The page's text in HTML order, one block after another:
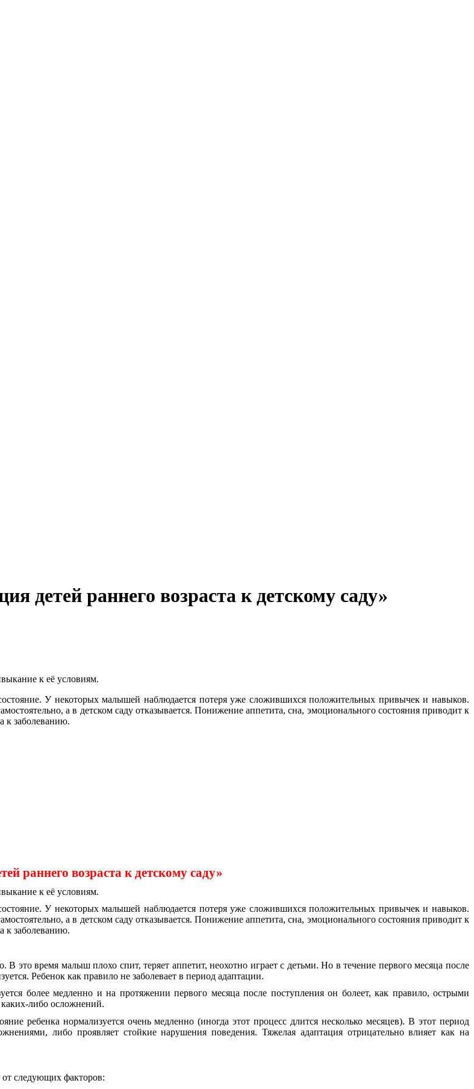
детей раннего возраста к детскому саду»
к её условиям.
У некоторых малышей наблюдается потеря уже сложившихся положительных привычек и навыков.
а в детском саду отказывается. Понижение аппетита, сна, эмоционального состояния приводит к
к заболеванию.
раннего возраста к детскому саду»
к её условиям.
У некоторых малышей наблюдается потеря уже сложившихся положительных привычек и навыков.
а в детском саду отказывается. Понижение аппетита, сна, эмоционального состояния приводит к
к заболеванию.
В это время малыш плохо спит, теряет аппетит, неохотно играет с детьми. Но в течение первого месяца после
Ребенок как правило не заболевает в период адаптации.
более медленно и на протяжении первого месяца после поступления он болеет, как правило, острыми
либо осложнений.
ребенка нормализуется очень медленно (иногда этот процесс длится несколько месяцев). В этот период
либо проявляет стойкие нарушения поведения. Тяжелая адаптация отрицательно влияет как на
от следующих факторов: